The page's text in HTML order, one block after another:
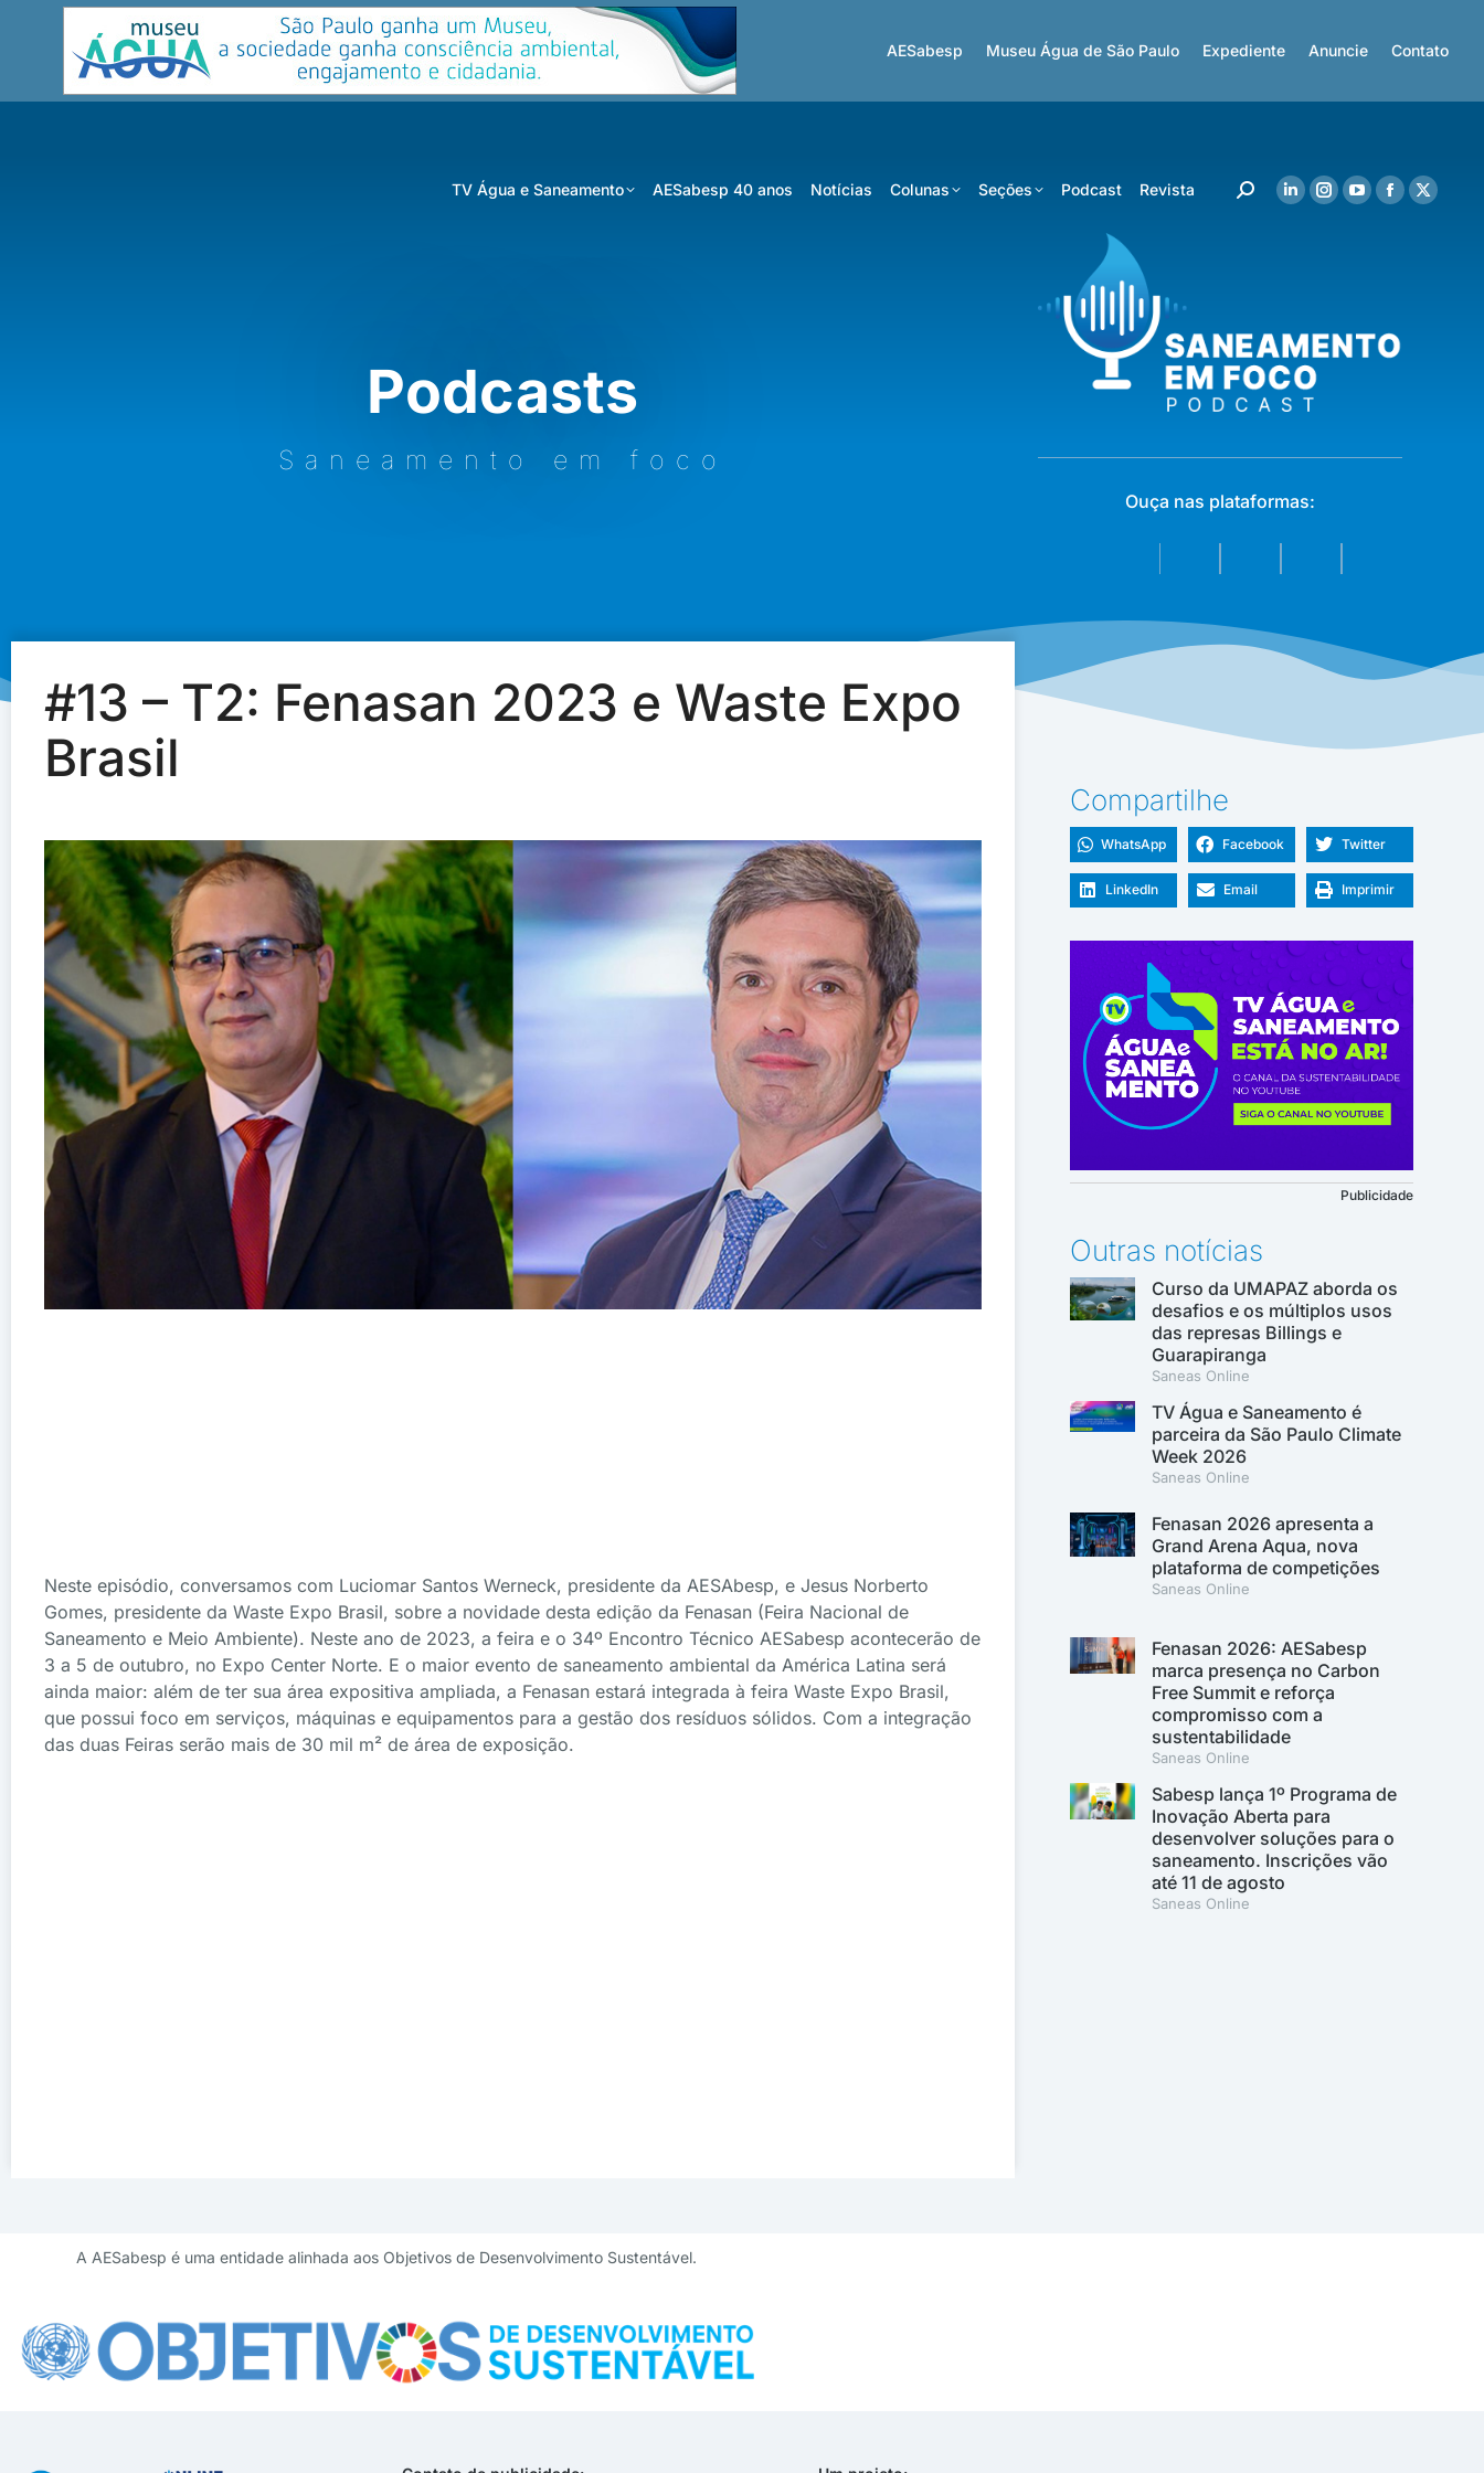
AESabesp Museu Água de São Paulo Expediente Anuncie Contato
TV Água e Saneamento AESabesp 40 anos Notícias Colunas Seções Podcast Revista
Podcasts
Saneamento em foco
Ouça nas plataformas:
#13 – T2: Fenasan 2023 e Waste Expo
Brasil
Neste episódio, conversamos com Luciomar Santos Werneck, presidente da AESAbesp, e Jesus Norberto
Gomes, presidente da Waste Expo Brasil, sobre a novidade desta edição da Fenasan (Feira Nacional de
Saneamento e Meio Ambiente). Neste ano de 2023, a feira e o 34º Encontro Técnico AESabesp acontecerão de
3 a 5 de outubro, no Expo Center Norte. E o maior evento de saneamento ambiental da América Latina será
ainda maior: além de ter sua área expositiva ampliada, a Fenasan estará integrada à feira Waste Expo Brasil,
que possui foco em serviços, máquinas e equipamentos para a gestão dos resíduos sólidos. Com a integração
das duas Feiras serão mais de 30 mil m² de área de exposição.
Compartilhe
WhatsApp Facebook Twitter
LinkedIn Email Imprimir
Publicidade
Outras notícias
Curso da UMAPAZ aborda os
desafios e os múltiplos usos
das represas Billings e
Guarapiranga
Saneas Online
TV Água e Saneamento é
parceira da São Paulo Climate
Week 2026
Saneas Online
Fenasan 2026 apresenta a
Grand Arena Aqua, nova
plataforma de competições
Saneas Online
Fenasan 2026: AESabesp
marca presença no Carbon
Free Summit e reforça
compromisso com a
sustentabilidade
Saneas Online
Sabesp lança 1º Programa de
Inovação Aberta para
desenvolver soluções para o
saneamento. Inscrições vão
até 11 de agosto
Saneas Online
A AESabesp é uma entidade alinhada aos Objetivos de Desenvolvimento Sustentável.